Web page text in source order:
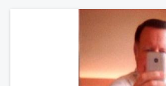
naturellement ,sans fards